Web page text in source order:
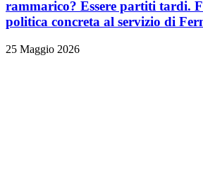
rammarico? Essere partiti tardi.
politica concreta al servizio di
25 Maggio 2026